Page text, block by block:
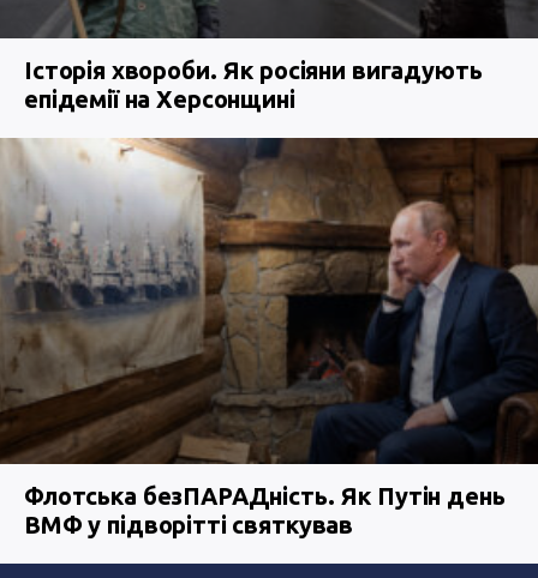
Історія хвороби. Як росіяни вигадують
епідемії на Херсонщині
Флотська безПАРАДність. Як Путін день
ВМФ у підворітті святкував